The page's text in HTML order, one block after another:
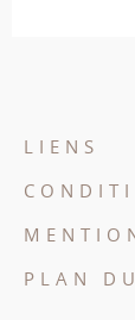
LIENS
PLAN